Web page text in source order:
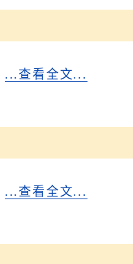
...查看全文...
...查看全文...